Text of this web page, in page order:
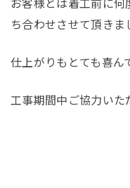
ち合わせさせて頂きま
仕上がりもとても喜ん
工事期間中ご協力いた